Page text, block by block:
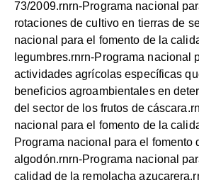
73/2009.rnrn-Programa nacional
rotaciones de cultivo en tierras de
nacional para el fomento de la
legumbres.rnrn-Programa nacional
actividades agrícolas específicas
beneficios agroambientales en
del sector de los frutos de
nacional para el fomento de la
Programa nacional para el fomento
algodón.rnrn-Programa nacional
calidad de la remolacha